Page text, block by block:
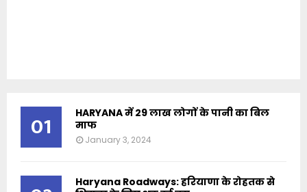
01
HARYANA में 29 लाख लोगों के पानी का बिल
माफ
January 3, 2024
Haryana Roadways: हरियाणा के रोहतक से